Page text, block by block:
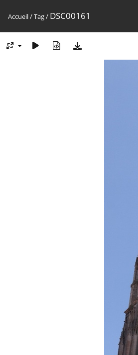
Accueil/Tag/ DSC00161